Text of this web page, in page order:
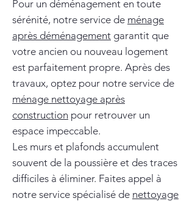
Pour un déménagement en toute
sérénité, notre service de ménage
après déménagement garantit que
votre ancien ou nouveau logement
est parfaitement propre. Après des
travaux, optez pour notre service de
ménage nettoyage après
construction pour retrouver un
espace impeccable.
Les murs et plafonds accumulent
souvent de la poussière et des traces
difficiles à éliminer. Faites appel à
notre service spécialisé de nettoyage